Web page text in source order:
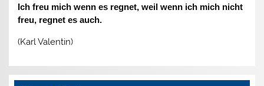
Ich freu mich wenn es regnet, weil wenn ich mich nicht
freu, regnet es auch.
(Karl Valentin)